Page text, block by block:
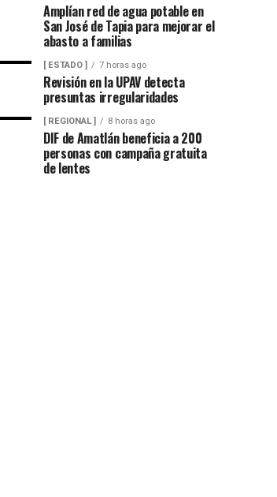
Amplían red de agua potable en
San José de Tapia para mejorar el
abasto a familias
[ ESTADO ] 7 horas ago
Revisión en la UPAV detecta
presuntas irregularidades
[ REGIONAL ] 8 horas ago
DIF de Amatlán beneficia a 200
personas con campaña gratuita
de lentes